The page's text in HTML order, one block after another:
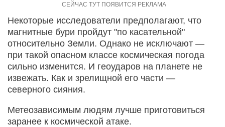
Некоторые исследователи предполагают, что
магнитные бури пройдут "по касательной"
относительно Земли. Однако не исключают —
при такой опасном классе космическая погода
сильно изменится. И геоударов на планете не
извежать. Как и зрелищной его части —
северного сияния.
Метеозависимым людям лучше приготовиться
заранее к космической атаке.